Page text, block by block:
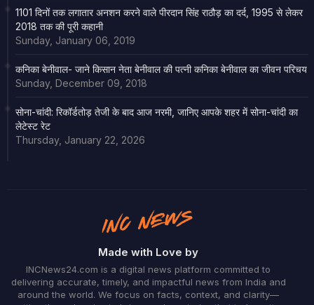
1101 दिनों तक लगातार अनशन करने वाले पीरदान सिंह राठौड़ का दर्द, 1995 से लेकर
2018 तक की पूरी कहानी
Sunday, January 06, 2019
कनिका बेनीवाल- जाने किसान नेता बेनीवाल की पत्नी कनिका बेनीवाल का जीवन परिचय
Sunday, December 09, 2018
सोना-चांदी: रिकॉर्डतोड़ तेजी के बाद आज नरमी, जानिए आपके शहर में सोना-चांदी का
लेटेस्ट रेट
Thursday, January 22, 2026
Made with Love by
INCNews24.com is a digital news platform committed to
delivering accurate, timely, and impactful news from India and
around the world. We focus on facts, context, and clarity—